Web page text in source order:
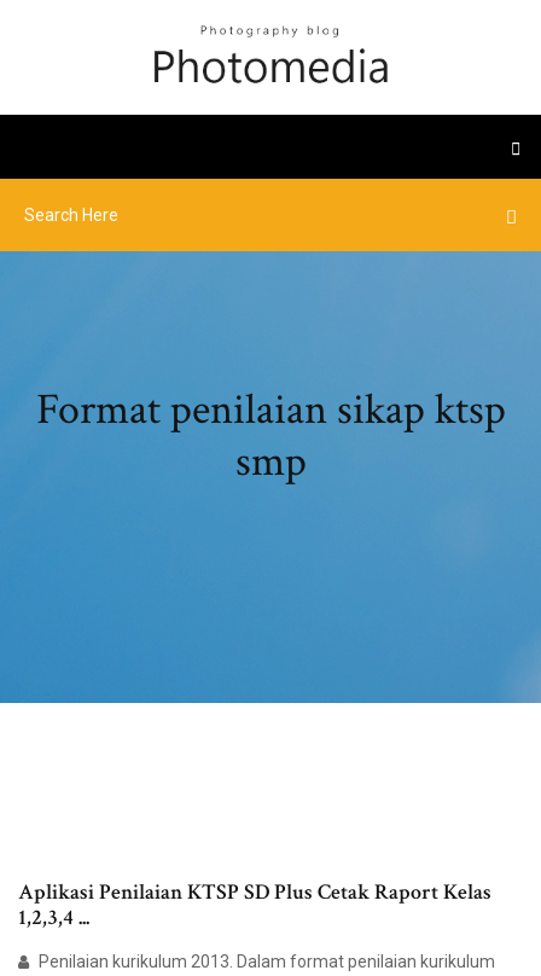
Format penilaian sikap ktsp
smp
Aplikasi Penilaian KTSP SD Plus Cetak Raport Kelas
1,2,3,4 ...
Penilaian kurikulum 2013. Dalam format penilaian kurikulum